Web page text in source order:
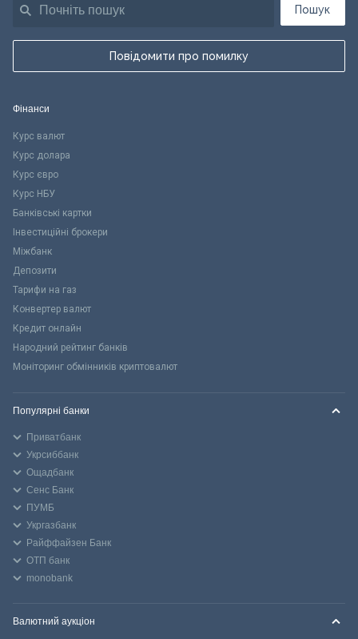
Пошук
Повідомити про помилку
Фінанси
Курс валют
Курс долара
Курс євро
Курс НБУ
Банківські картки
Інвестиційні брокери
Міжбанк
Депозити
Тарифи на газ
Конвертер валют
Кредит онлайн
Народний рейтинг банків
Моніторинг обмінників криптовалют
Популярні банки
Приватбанк
Укрсиббанк
Ощадбанк
Сенс Банк
ПУМБ
Укргазбанк
Райффайзен Банк
ОТП банк
monobank
Валютний аукціон